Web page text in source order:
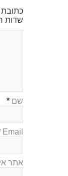
שדות
שם *
Email
אתר